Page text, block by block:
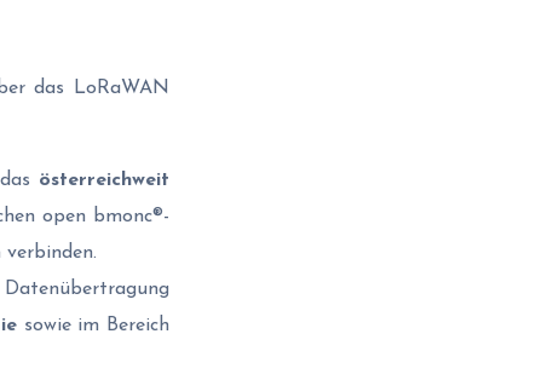
das LoRaWAN
österreichweit
open bmonc®-
sowie im Bereich